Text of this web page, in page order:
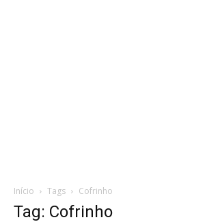
Início Tags Cofrinho
Tag: Cofrinho